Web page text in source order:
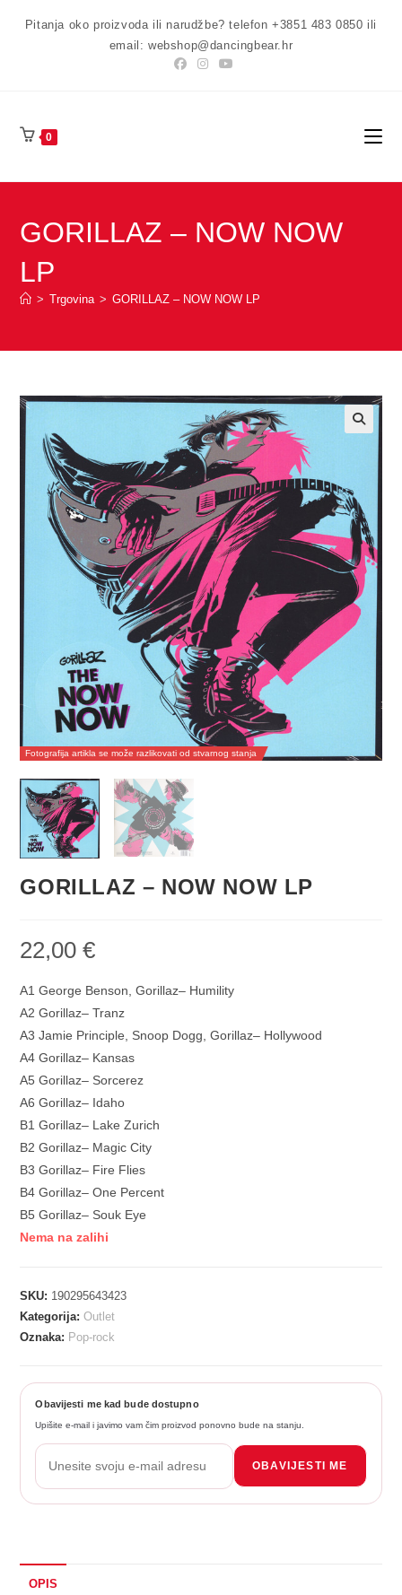
Pitanja oko proizvoda ili narudžbe? telefon +3851 483 0850 ili
email: webshop@dancingbear.hr
0
GORILLAZ – NOW NOW
LP
> Trgovina > GORILLAZ – NOW NOW LP
Fotografija artikla se može razlikovati od stvarnog stanja
GORILLAZ – NOW NOW LP
22,00€
A1 George Benson, Gorillaz– Humility
A2 Gorillaz– Tranz
A3 Jamie Principle, Snoop Dogg, Gorillaz– Hollywood
A4 Gorillaz– Kansas
A5 Gorillaz– Sorcerez
A6 Gorillaz– Idaho
B1 Gorillaz– Lake Zurich
B2 Gorillaz– Magic City
B3 Gorillaz– Fire Flies
B4 Gorillaz– One Percent
B5 Gorillaz– Souk Eye
Nema na zalihi
SKU: 190295643423
Kategorija:Outlet
Oznaka: Pop-rock
Obavijesti me kad bude dostupno
Upišite e-mail i javimo vam čim proizvod ponovno bude na stanju.
OBAVIJESTI ME
OPIS